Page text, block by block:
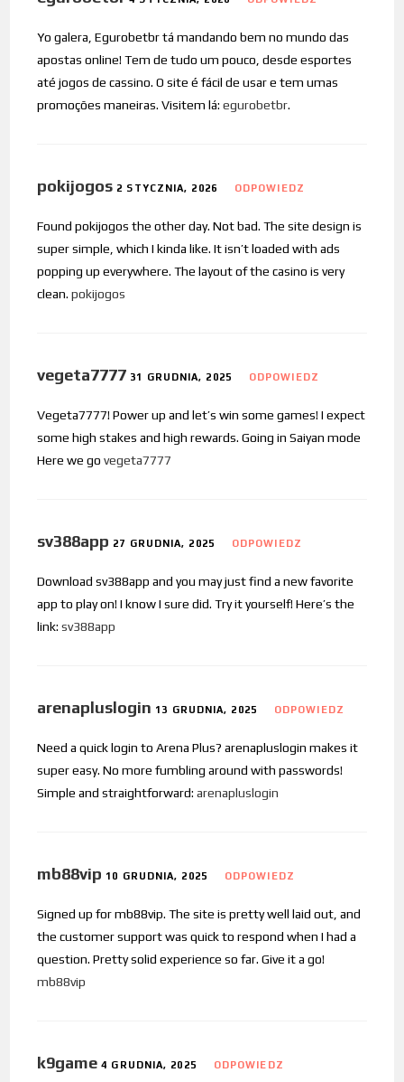
Yo galera, Egurobetbr tá mandando bem no mundo das
apostas online! Tem de tudo um pouco, desde esportes
até jogos de cassino. O site é fácil de usar e tem umas
promoções maneiras. Visitem lá:egurobetbr.
pokijogos 2 STYCZNIA, 2026 ODPOWIEDZ
Found pokijogos the other day. Not bad. The site design is
super simple, which I kinda like. It isn’t loaded with ads
popping up everywhere. The layout of the casino is very
clean.pokijogos
vegeta7777 31 GRUDNIA, 2025 ODPOWIEDZ
Vegeta7777! Power up and let’s win some games! I expect
some high stakes and high rewards. Going in Saiyan mode
Here we govegeta7777
sv388app 27 GRUDNIA, 2025 ODPOWIEDZ
Download sv388app and you may just find a new favorite
app to play on! I know I sure did. Try it yourself! Here’s the
link:sv388app
arenapluslogin 13 GRUDNIA, 2025 ODPOWIEDZ
Need a quick login to Arena Plus? arenapluslogin makes it
super easy. No more fumbling around with passwords!
Simple and straightforward:arenapluslogin
mb88vip 10 GRUDNIA, 2025 ODPOWIEDZ
Signed up for mb88vip. The site is pretty well laid out, and
the customer support was quick to respond when I had a
question. Pretty solid experience so far. Give it a go!
mb88vip
k9game 4 GRUDNIA, 2025 ODPOWIEDZ